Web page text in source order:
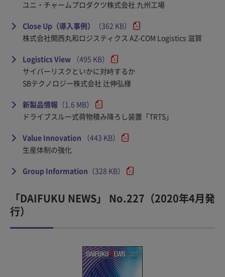
ユニ・チャームプロダクツ株式会社 九州工場
Close Up（導入事例）
（362 KB）
株式会社関西丸和ロジスティクス AZ-COM Logistics 滋賀
Logistics View
（495 KB）
サイバーリスクといかに対峙するか
SBテクノロジー株式会社 辻伸弘様
新製品情報 （1.6 MB）
ドライブスルー式荷物積み降ろし装置「TRTS」
Value Innovation
（443 KB）
生産体制の強化
Group Information （328 KB）
「DAIFUKU NEWS」 No.227（2020年4月発
行）